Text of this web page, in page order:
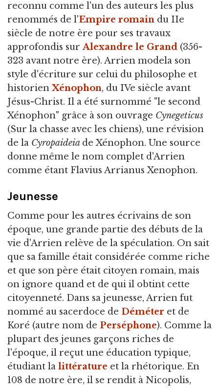
reconnu comme l'un des auteurs les plus
renommés de l'Empire romain du IIe
siècle de notre ère pour ses travaux
approfondis surAlexandre le Grand (356-
323 avant notre ère). Arrien modela son
style d'écriture sur celui du philosophe et
historien Xénophon, du IVe siècle avant
Jésus-Christ. Il a été surnommé "le second
Xénophon" grâce à son ouvrage Cynegeticus
(Sur la chasse avec les chiens), une révision
de la Cyropaideia de Xénophon. Une source
donne même le nom complet d'Arrien
comme étant Flavius Arrianus Xenophon.
Jeunesse
Comme pour les autres écrivains de son
époque, une grande partie des débuts de la
vie d'Arrien relève de la spéculation. On sait
que sa famille était considérée comme riche
et que son père était citoyen romain, mais
on ignore quand et de qui il obtint cette
citoyenneté. Dans sa jeunesse, Arrien fut
nommé au sacerdoce de Déméter et de
Koré (autre nom de Perséphone). Comme la
plupart des jeunes garçons riches de
l'époque, il reçut une éducation typique,
étudiant la littérature et la rhétorique. En
108 de notre ère, il se rendit à Nicopolis,